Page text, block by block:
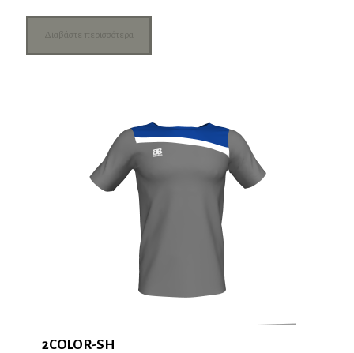
Διαβάστε περισσότερα
2COLOR-SH